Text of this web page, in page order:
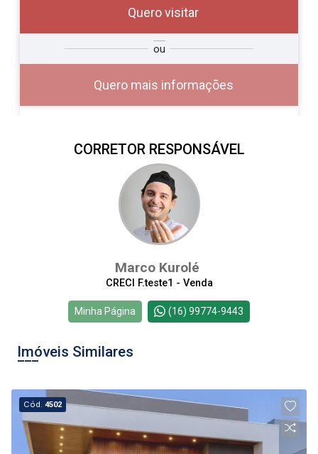
Quero visitar
ou
Quero mais informações
Deseja
Comprar
ou
Alugar
?
Alugar
Continuar
CORRETOR RESPONSÁVEL
Marco Kurolé
CRECI F.teste1 - Venda
Minha Página (16) 99774-9443
Imóveis Similares
Cód.4502